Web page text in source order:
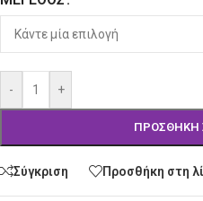
- +
ΠΡΟΣΘΉΚΗ
Σύγκριση Προσθήκη στη